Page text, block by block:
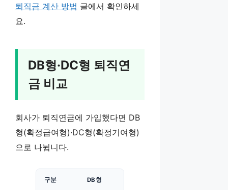
퇴직금 계산 방법 글에서 확인하세
요.
DB형·DC형 퇴직연
금 비교
회사가 퇴직연금에 가입했다면 DB
형(확정급여형)·DC형(확정기여형)
으로 나뉩니다.
구분 DB형